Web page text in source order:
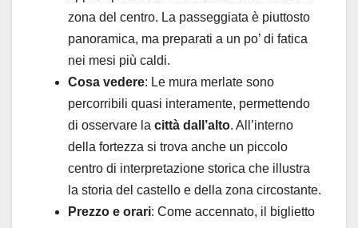
zona del centro. La passeggiata è piuttosto
panoramica, ma preparati a un po’ di fatica
nei mesi più caldi.
Cosa vedere: Le mura merlate sono
percorribili quasi interamente, permettendo
di osservare la città dall’alto. All’interno
della fortezza si trova anche un piccolo
centro di interpretazione storica che illustra
la storia del castello e della zona circostante.
Prezzo e orari: Come accennato, il biglietto